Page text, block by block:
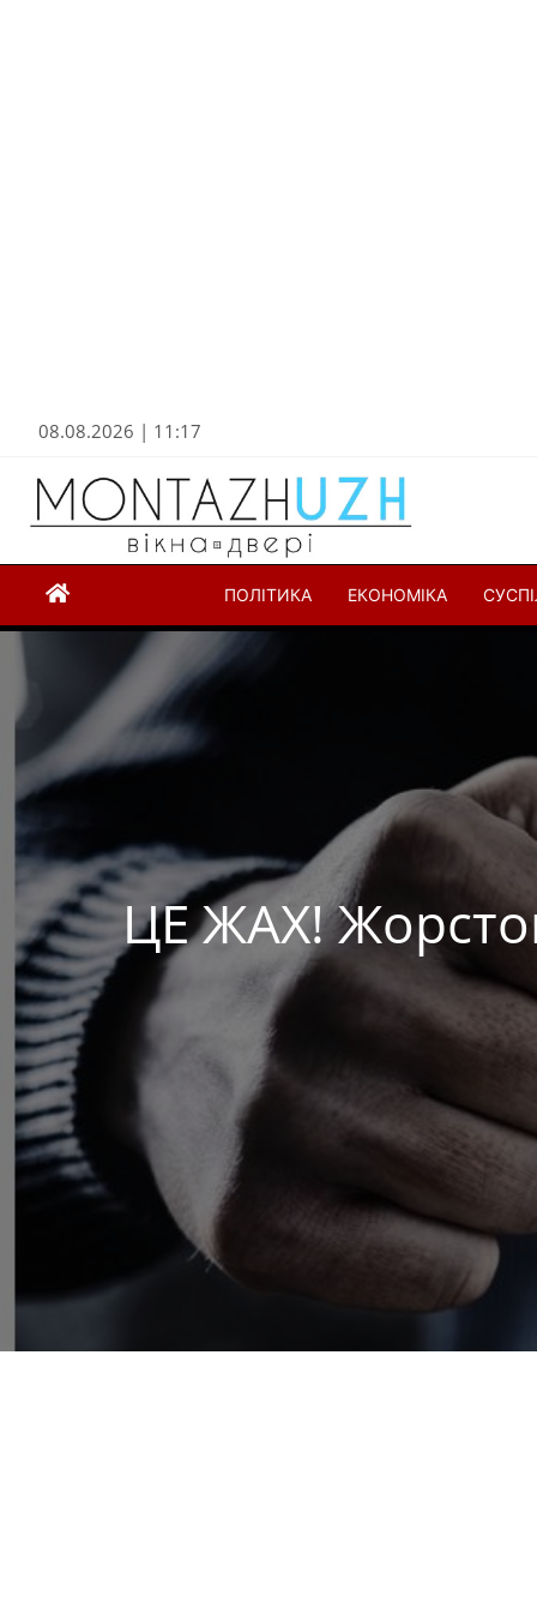
08.08.2026 | 11:17
ПОЛІТИКА ЕКОНОМІКА
ЦЕ ЖАХ!